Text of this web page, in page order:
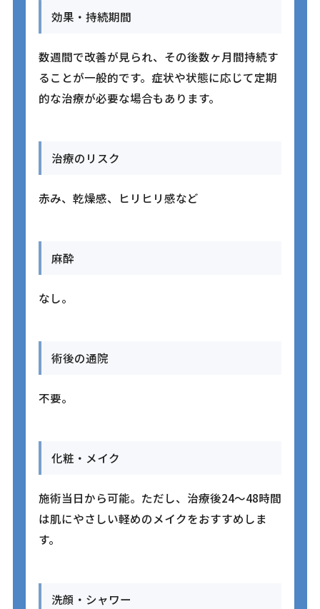
効果・持続期間
数週間で改善が見られ、その後数ヶ月間持続す
ることが一般的です。症状や状態に応じて定期
的な治療が必要な場合もあります。
治療のリスク
赤み、乾燥感、ヒリヒリ感など
麻酔
なし。
術後の通院
不要。
化粧・メイク
施術当日から可能。ただし、治療後24〜48時間
は肌にやさしい軽めのメイクをおすすめしま
す。
洗顔・シャワー